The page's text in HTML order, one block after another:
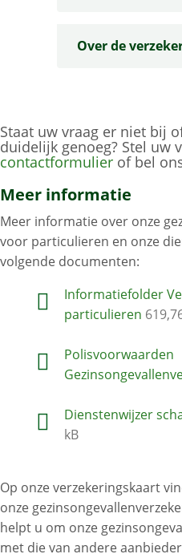
Over de
Staat uw vraag er niet bij
duidelijk genoeg? Stel uw
contactformulier of bel
Meer informatie
Meer informatie over onze
voor particulieren en onze
volgende documenten:
Informatiefolder
particulieren
Polisvoorwaarden
Dienstenwijzer
kB
Op onze verzekeringskaart
onze
helpt u om onze
met die van andere